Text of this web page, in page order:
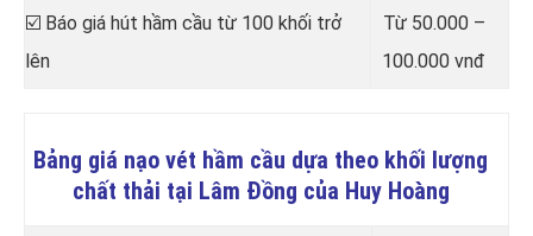
☑️ Báo giá hút hầm cầu từ 100 khối trở
lên
Từ 50.000 –
100.000 vnđ
Bảng giá nạo vét hầm cầu dựa theo khối lượng
chất thải tại Lâm Đồng của Huy Hoàng